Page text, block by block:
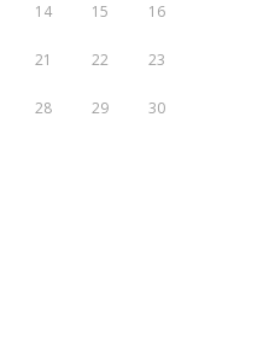
14 15 16
21 22 23
28 29 30